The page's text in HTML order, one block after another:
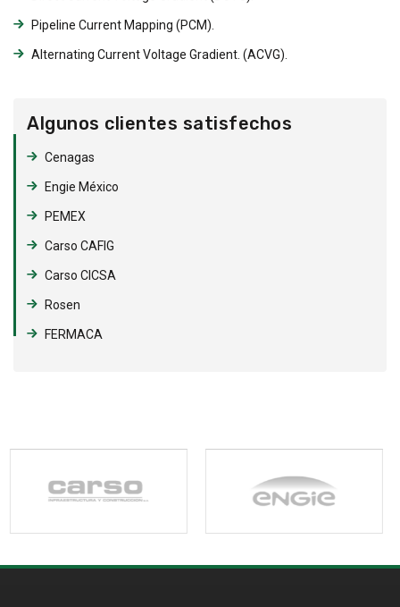
Pipeline Current Mapping (PCM).
Alternating Current Voltage Gradient. (ACVG).
Algunos clientes satisfechos
Cenagas
Engie México
PEMEX
Carso CAFIG
Carso CICSA
Rosen
FERMACA